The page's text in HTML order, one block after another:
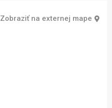
Zobraziť na externej mape